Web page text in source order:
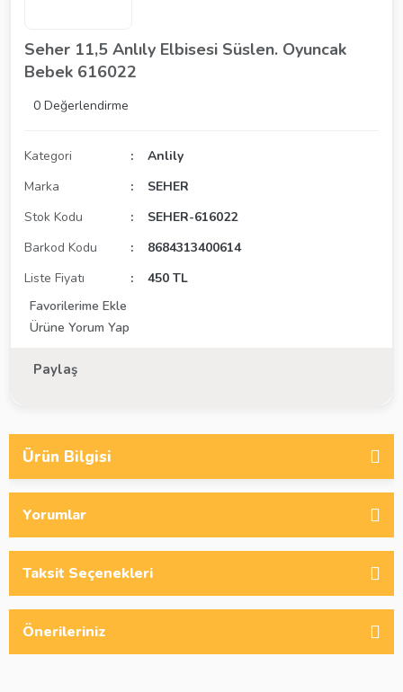
Seher 11,5 Anlıly Elbisesi Süslen. Oyuncak
Bebek 616022
0 Değerlendirme
Kategori
Anlily
Marka
SEHER
Stok Kodu
SEHER-616022
Barkod Kodu
8684313400614
Liste Fiyatı
450 TL
Ürüne Yorum Yap
Paylaş
Ürün Bilgisi
Yorumlar
Taksit Seçenekleri
Önerileriniz